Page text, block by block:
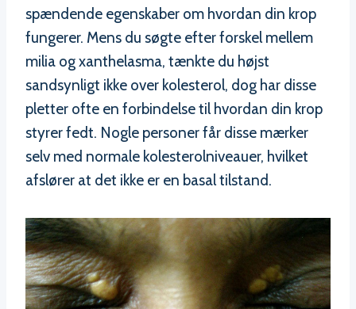
spændende egenskaber om hvordan din krop
fungerer. Mens du søgte efter forskel mellem
milia og xanthelasma, tænkte du højst
sandsynligt ikke over kolesterol, dog har disse
pletter ofte en forbindelse til hvordan din krop
styrer fedt. Nogle personer får disse mærker
selv med normale kolesterolniveauer, hvilket
afslører at det ikke er en basal tilstand.